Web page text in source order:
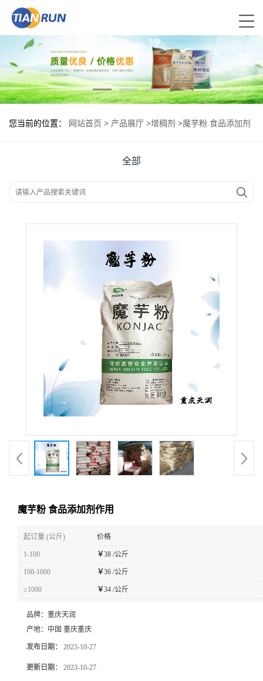
您当前的位置： 网站首页 > 产品展厅 >增稠剂 >魔芋粉 食品添加剂
全部
魔芋粉 食品添加剂作用
起订量 (公斤) 价格
1-100 ￥38 /公斤
100-1000 ￥36 /公斤
≥1000 ￥34 /公斤
品牌： 重庆天润
产地： 中国 重庆重庆
发布日期： 2023-10-27
更新日期： 2023-10-27